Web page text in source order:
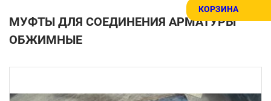
КОРЗИНА
МУФТЫ ДЛЯ СОЕДИНЕНИЯ АРМАТУРЫ
ОБЖИМНЫЕ